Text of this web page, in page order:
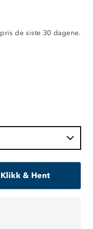
de siste 30 dagene.
Klikk & Hent